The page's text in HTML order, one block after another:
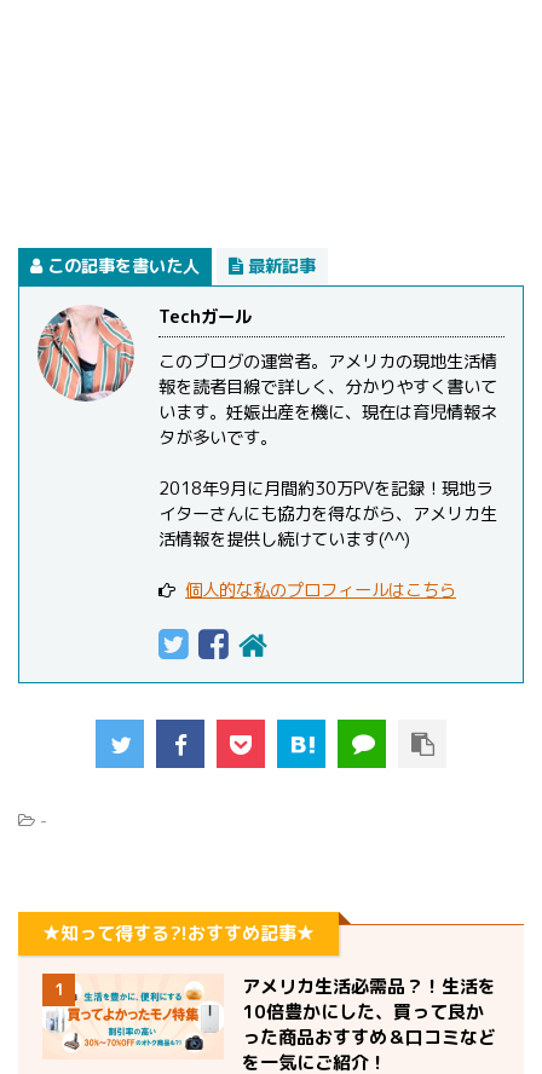
この記事を書いた人 最新記事
Techガール
このブログの運営者。アメリカの現地生活情
報を読者目線で詳しく、分かりやすく書いて
います。妊娠出産を機に、現在は育児情報ネ
タが多いです。
2018年9月に月間約30万PVを記録！現地ラ
イターさんにも協力を得ながら、アメリカ生
活情報を提供し続けています(^^)
個人的な私のプロフィールはこちら
-
★知って得する?!おすすめ記事★
1
アメリカ生活必需品？！生活を
10倍豊かにした、買って良か
った商品おすすめ＆口コミなど
を一気にご紹介！